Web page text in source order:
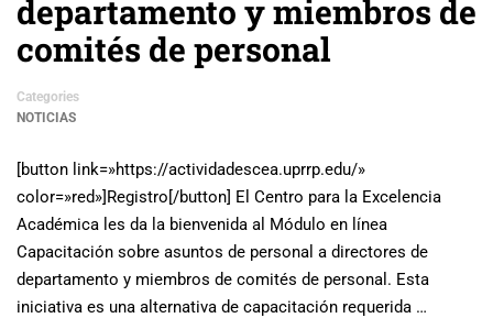
departamento y miembros de
comités de personal
Categories
NOTICIAS
[button link=»https://actividadescea.uprrp.edu/»
color=»red»]Registro[/button] El Centro para la Excelencia
Académica les da la bienvenida al Módulo en línea
Capacitación sobre asuntos de personal a directores de
departamento y miembros de comités de personal. Esta
iniciativa es una alternativa de capacitación requerida …